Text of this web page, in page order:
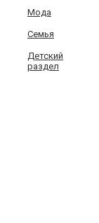
Мода
Семья
Детский
раздел